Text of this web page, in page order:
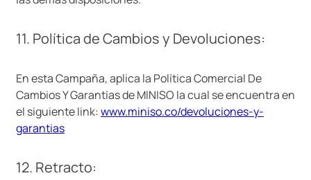
11. Política de Cambios y Devoluciones:
En esta Campaña, aplica la Política Comercial De
Cambios Y Garantías de MINISO la cual se encuentra en
el siguiente link:www.miniso.co/devoluciones-y-
garantias
12. Retracto: